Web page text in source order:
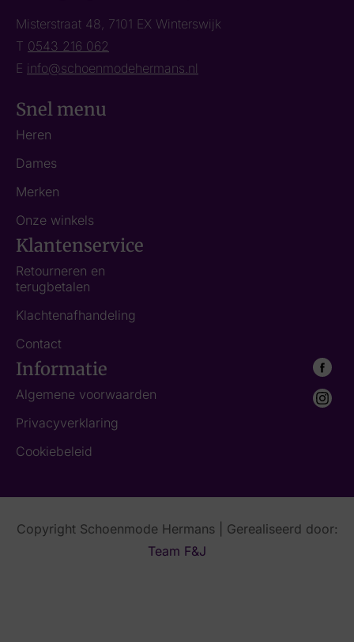
Misterstraat 48, 7101 EX Winterswijk
T 0543 216 062
E info@schoenmodehermans.nl
Snel menu
Heren
Dames
Merken
Onze winkels
Klantenservice
Retourneren en
terugbetalen
Klachtenafhandeling
Contact
Informatie
Algemene voorwaarden
Privacyverklaring
Cookiebeleid
Copyright Schoenmode Hermans | Gerealiseerd door:
Team F&J